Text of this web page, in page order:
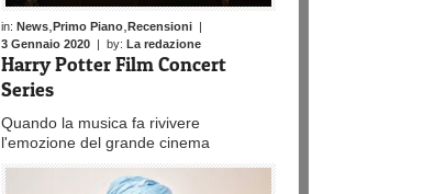
in: News Primo Piano Recensioni |
3 Gennaio 2020 | by: La redazione
Harry Potter Film Concert
Series
Quando la musica fa rivivere
l'emozione del grande cinema